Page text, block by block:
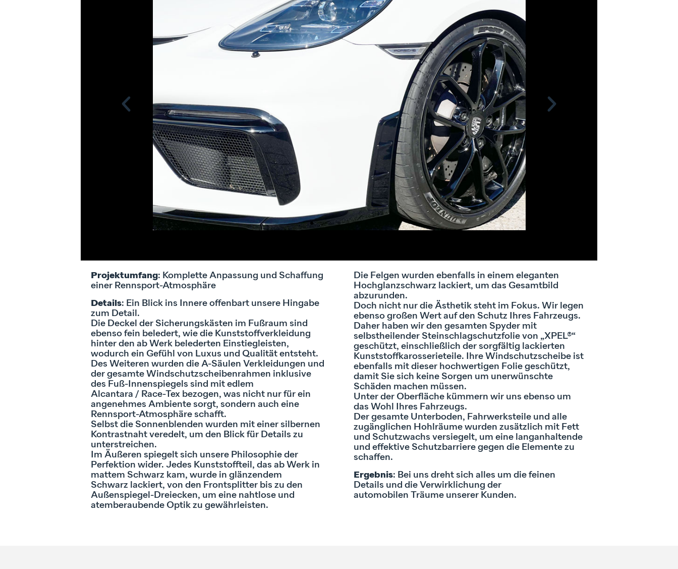
Projektumfang: Komplette Anpassung und Schaffung
einer Rennsport-Atmosphäre
Details: Ein Blick ins Innere offenbart unsere Hingabe
zum Detail.
Die Deckel der Sicherungskästen im Fußraum sind
ebenso fein beledert, wie die Kunststoffverkleidung
hinter den ab Werk belederten Einstiegleisten,
wodurch ein Gefühl von Luxus und Qualität entsteht.
Des Weiteren wurden die A-Säulen Verkleidungen und
der gesamte Windschutzscheibenrahmen inklusive
des Fuß-Innenspiegels sind mit edlem
Alcantara / Race-Tex bezogen, was nicht nur für ein
angenehmes Ambiente sorgt, sondern auch eine
Rennsport-Atmosphäre schafft.
Selbst die Sonnenblenden wurden mit einer silbernen
Kontrastnaht veredelt, um den Blick für Details zu
unterstreichen.
Im Äußeren spiegelt sich unsere Philosophie der
Perfektion wider. Jedes Kunststoffteil, das ab Werk in
mattem Schwarz kam, wurde in glänzendem
Schwarz lackiert, von den Frontsplitter bis zu den
Außenspiegel-Dreiecken, um eine nahtlose und
atemberaubende Optik zu gewährleisten.
Die Felgen wurden ebenfalls in einem eleganten
Hochglanzschwarz lackiert, um das Gesamtbild
abzurunden.
Doch nicht nur die Ästhetik steht im Fokus. Wir legen
ebenso großen Wert auf den Schutz Ihres Fahrzeugs.
Daher haben wir den gesamten Spyder mit
selbstheilender Steinschlagschutzfolie von „XPEL®“
geschützt, einschließlich der sorgfältig lackierten
Kunststoffkarosserieteile. Ihre Windschutzscheibe ist
ebenfalls mit dieser hochwertigen Folie geschützt,
damit Sie sich keine Sorgen um unerwünschte
Schäden machen müssen.
Unter der Oberfläche kümmern wir uns ebenso um
das Wohl Ihres Fahrzeugs.
Der gesamte Unterboden, Fahrwerksteile und alle
zugänglichen Hohlräume wurden zusätzlich mit Fett
und Schutzwachs versiegelt, um eine langanhaltende
und effektive Schutzbarriere gegen die Elemente zu
schaffen.
Ergebnis: Bei uns dreht sich alles um die feinen
Details und die Verwirklichung der
automobilen Träume unserer Kunden.